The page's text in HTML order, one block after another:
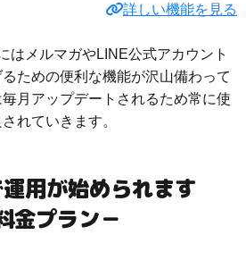
詳しい機能を見る
はメルマガやLINE公式アカウント
ための便利な機能が沢山備わって
月アップデートされるため常に使
れていきます。
運用が始められます
金プラン－